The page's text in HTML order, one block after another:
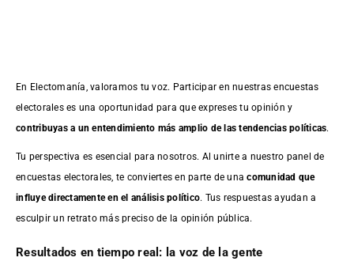
En Electomanía, valoramos tu voz. Participar en nuestras encuestas
electorales es una oportunidad para que expreses tu opinión y
contribuyas a un entendimiento más amplio de las tendencias políticas.
Tu perspectiva es esencial para nosotros. Al unirte a nuestro panel de
encuestas electorales, te conviertes en parte de unacomunidad que
influye directamente en el análisis político. Tus respuestas ayudan a
esculpir un retrato más preciso de la opinión pública.
Resultados en tiempo real: la voz de la gente